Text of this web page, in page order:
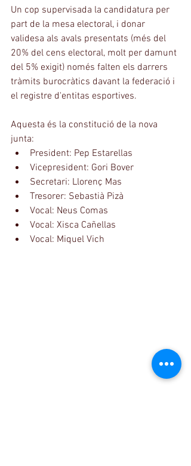
Un cop supervisada la candidatura per
part de la mesa electoral, i donar
validesa als avals presentats (més del
20% del cens electoral, molt per damunt
del 5% exigit) només falten els darrers
tràmits burocràtics davant la federació i
el registre d'entitas esportives.
Aquesta és la constitució de la nova
junta:
President: Pep Estarellas
Vicepresident: Gori Bover
Secretari: Llorenç Mas
Tresorer: Sebastià Pizà
Vocal: Neus Comas
Vocal: Xisca Cañellas
Vocal: Miquel Vich